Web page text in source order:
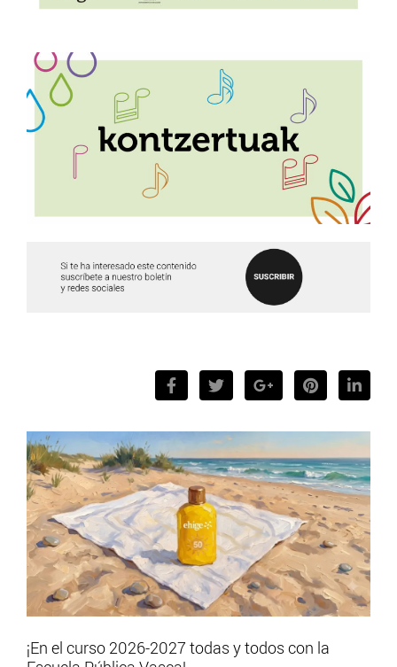
¡En el curso 2026-2027 todas y todos con la